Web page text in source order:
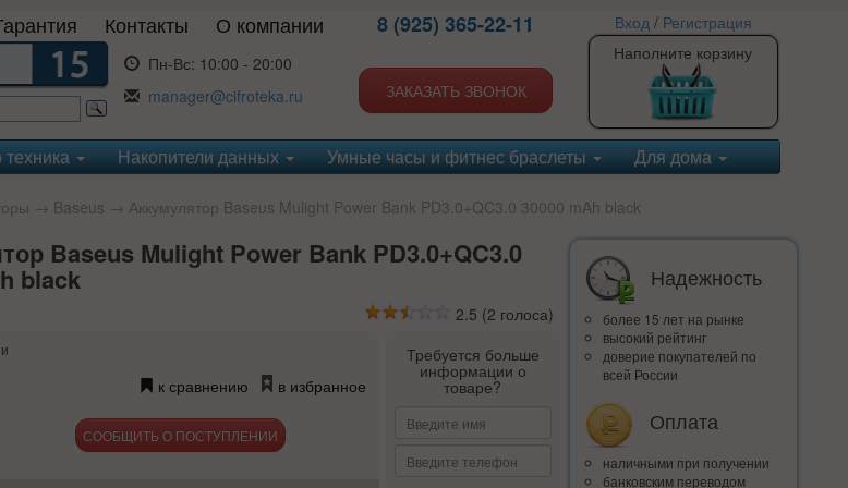
Контакты О компании
Пн-Вс: 10:00 - 20:00
manager@cifroteka.ru
8 (925) 365-22-11
ЗАКАЗАТЬ ЗВОНОК
Вход/ Регистрация
Наполните корзину
Накопители данных Умные часы и фитнес браслеты Для дома
→ Baseus → Аккумулятор Baseus Mulight Power Bank PD3.0+QC3.0 30000 mAh black
Baseus Mulight Power Bank PD3.0+QC3.0
black
2.5 (2 голоса)
к сравнению в избранное
СООБЩИТЬ О ПОСТУПЛЕНИИ
Требуется больше
информации о
товаре?
Надежность
более 15 лет на рынке
высокий рейтинг
доверие покупателей по
всей России
Оплата
наличными при получении
банковским переводом